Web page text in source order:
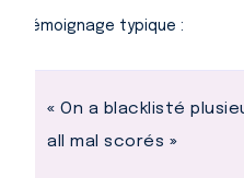
Témoignage typique :
«On a blacklisté
all mal scorés »